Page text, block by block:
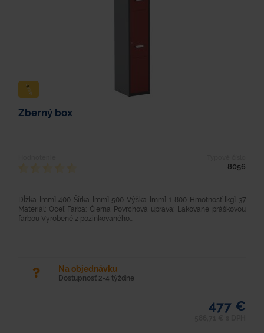
Zberný box
8056
Dĺžka [mm] 400 Šírka [mm] 500 Výška [mm] 1 800 Hmotnosť [kg] 37
Materiál: Oceľ Farba: Čierna Povrchová úprava: Lakované práškovou
farbou Vyrobené z pozinkovaného...
Na objednávku
Dostupnosť 2-4 týždne
477 €